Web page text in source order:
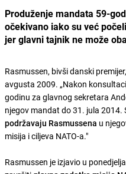
Produženje mandata 59-
očekivano iako su već
jer glavni tajnik ne može
Rasmussen, bivši danski
avgusta 2009. „Nakon
godinu za glavnog sekretara
njegov mandat do 31. jula 2014.
podržavaju Rasmussena u
misija i ciljeva NATO-a."
Rasmussen je izjavio u